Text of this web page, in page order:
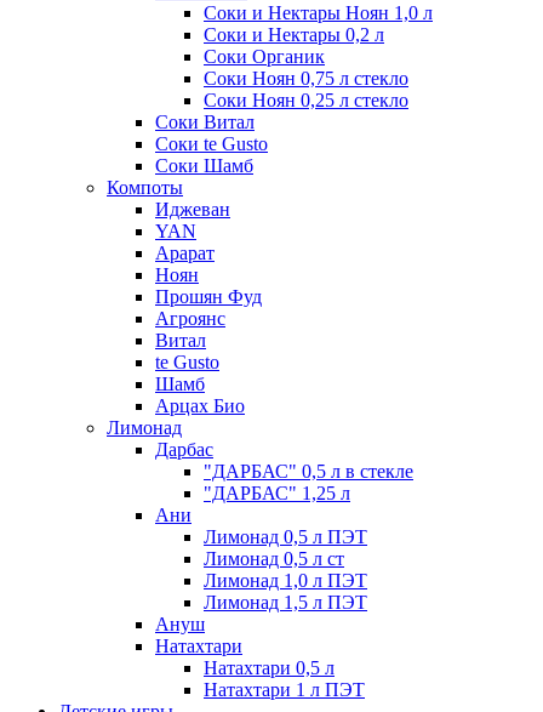
Соки и Нектары Ноян 1,0 л
Соки и Нектары 0,2 л
Соки Органик
Соки Ноян 0,75 л стекло
Соки Ноян 0,25 л стекло
Соки Витал
Соки te Gusto
Соки Шамб
Компоты
Иджеван
YAN
Арарат
Ноян
Прошян Фуд
Агроянс
Витал
te Gusto
Шамб
Арцах Био
Лимонад
Дарбас
"ДАРБАС" 0,5 л в стекле
"ДАРБАС" 1,25 л
Ани
Лимонад 0,5 л ПЭТ
Лимонад 0,5 л ст
Лимонад 1,0 л ПЭТ
Лимонад 1,5 л ПЭТ
Ануш
Натахтари
Натахтари 0,5 л
Натахтари 1 л ПЭТ